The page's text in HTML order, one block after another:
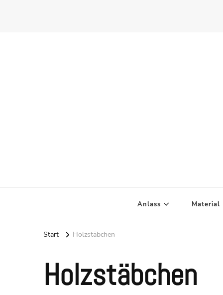
Anlass Material
Start Holzstäbchen
Holzstäbchen